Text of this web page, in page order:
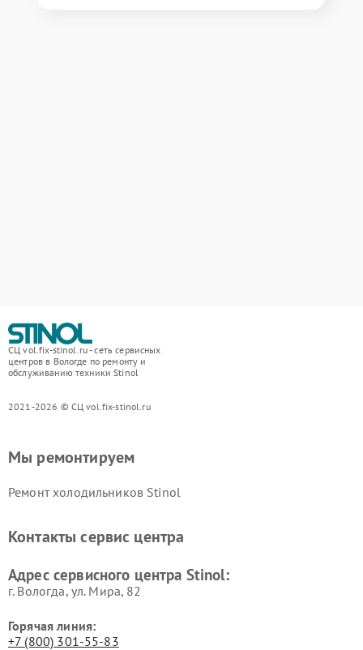
СЦ vol.fix-stinol.ru - сеть сервисных
центров в Вологде по ремонту и
обслуживанию техники Stinol
2021-2026 © СЦ vol.fix-stinol.ru
Мы ремонтируем
Ремонт холодильников Stinol
Контакты сервис центра
Адрес сервисного центра Stinol:
г. Вологда, ул. Мира, 82
Горячая линия:
+7 (800) 301-55-83